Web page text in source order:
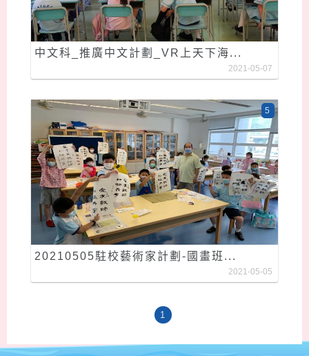
中文科_推廣中文計劃_VR上天下海...
2021-05-07
20210505駐校藝術家計劃-國畫班...
5
2021-05-05
1